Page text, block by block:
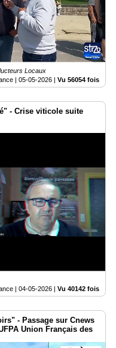
Locaux
| 05-05-2026 | Vu 56054 fois
- Crise viticole suite
| 04-05-2026 Vu 40142 fois
- Passage sur Cnews
Union Français des